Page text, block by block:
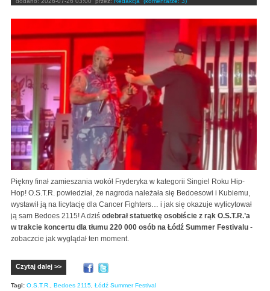
Piękny finał zamieszania wokół Fryderyka w kategorii Singiel Roku Hip-
Hop! O.S.T.R. powiedział, że nagroda należała się Bedoesowi i Kubiemu,
wystawił ją na licytację dla Cancer Fighters… i jak się okazuje wylicytował
ją sam Bedoes 2115! A dziś odebrał statuetkę osobiście z rąk O.S.T.R.’a
w trakcie koncertu dla tłumu 220 000 osób na Łódź Summer Festivalu -
zobaczcie jak wyglądał ten moment.
Czytaj dalej >>
Tagi: O.S.T.R. Bedoes 2115 Łódź Summer Festival